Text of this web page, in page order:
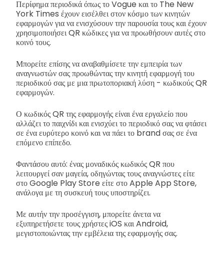
Περίφημα περιοδικά όπως το Vogue και το The New
York Times έχουν εισέλθει στον κόσμο των κινητών
εφαρμογών για να ενισχύσουν την παρουσία τους και έχουν
χρησιμοποιήσει QR κώδικες για να προωθήσουν αυτές στο
κοινό τους.
Μπορείτε επίσης να αναβαθμίσετε την εμπειρία των
αναγνωστών σας προωθώντας την κινητή εφαρμογή του
περιοδικού σας με μια πρωτοποριακή λύση - κωδικούς QR
εφαρμογών.
Ο κωδικός QR της εφαρμογής είναι ένα εργαλείο που
αλλάζει το παιχνίδι και ενισχύει το περιοδικό σας να φτάσει
σε ένα ευρύτερο κοινό και να πάει το brand σας σε ένα
επόμενο επίπεδο.
Φαντάσου αυτό: ένας μοναδικός κωδικός QR που
λειτουργεί σαν μαγεία, οδηγώντας τους αναγνώστες είτε
στο Google Play Store είτε στο Apple App Store,
ανάλογα με τη συσκευή τους υποστηρίζει.
Με αυτήν την προσέγγιση, μπορείτε άνετα να
εξυπηρετήσετε τους χρήστες iOS και Android,
μεγιστοποιώντας την εμβέλεια της εφαρμογής σας.